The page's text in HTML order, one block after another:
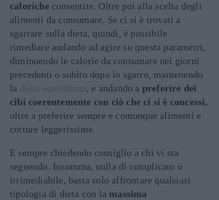
caloriche consentite. Oltre poi alla scelta degli
alimenti da consumare. Se ci si è trovati a
sgarrare sulla dieta, quindi, è possibile
rimediare andando ad agire su questa parametri,
diminuendo le calorie da consumare nei giorni
precedenti o subito dopo lo sgarro, mantenendo
la dieta equilibrata, e andando a preferire dei
cibi coerentemente con ciò che ci si è concessi,
oltre a preferire sempre e comunque alimenti e
cotture leggerissime.
E sempre chiedendo consiglio a chi vi sta
seguendo. Insomma, nulla di complicato o
irrimediabile, basta solo affrontare qualsiasi
tipologia di dieta con la massima